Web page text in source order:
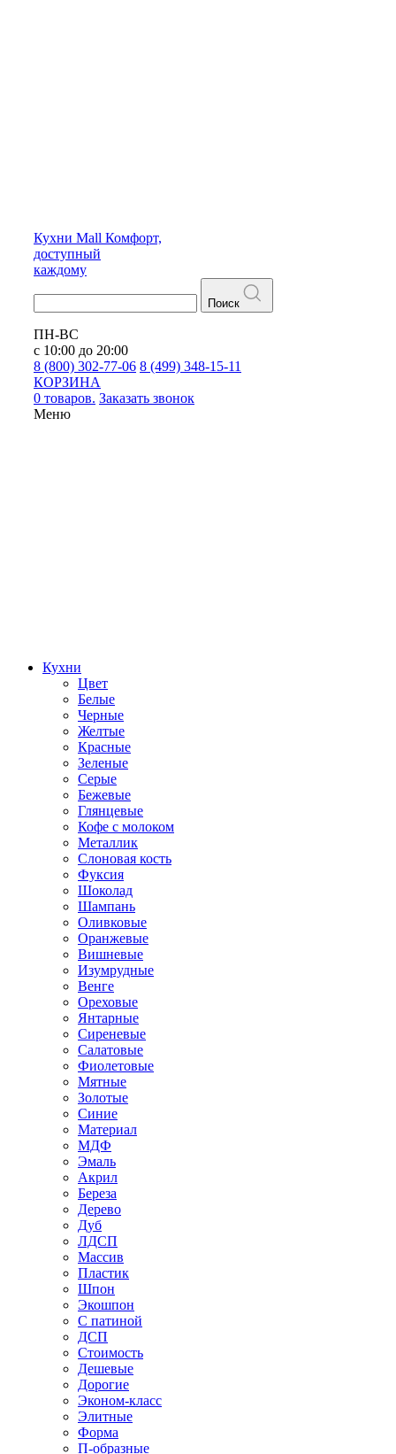
Кухни Mall Комфорт,
доступный
каждому
Поиск
ПН-ВС
с 10:00 до 20:00
8 (800) 302-77-06 8 (499) 348-15-11
КОРЗИНА
0 товаров. Заказать звонок
Меню
Кухни
Цвет
Белые
Черные
Желтые
Красные
Зеленые
Серые
Бежевые
Глянцевые
Кофе с молоком
Металлик
Слоновая кость
Фуксия
Шоколад
Шампань
Оливковые
Оранжевые
Вишневые
Изумрудные
Венге
Ореховые
Янтарные
Сиреневые
Салатовые
Фиолетовые
Мятные
Золотые
Синие
Материал
МДФ
Эмаль
Акрил
Береза
Дерево
Дуб
ЛДСП
Массив
Пластик
Шпон
Экошпон
С патиной
ДСП
Стоимость
Дешевые
Дорогие
Эконом-класс
Элитные
Форма
П-образные